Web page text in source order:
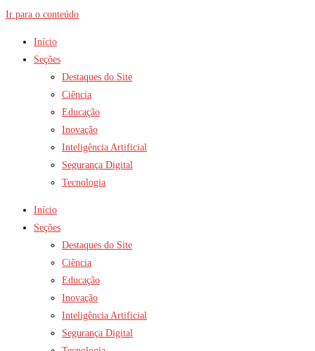
Ir para o conteúdo
Início
Seções
Destaques do Site
Ciência
Educação
Inovação
Inteligência Artificial
Segurança Digital
Tecnologia
Início
Seções
Destaques do Site
Ciência
Educação
Inovação
Inteligência Artificial
Segurança Digital